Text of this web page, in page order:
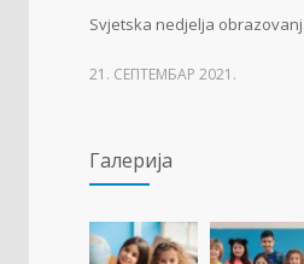
Svjetska nedjelja
21. СЕПТЕМБАР 2021.
09. ОКТОБАР 2021.
Прва награда на понос
Галерија